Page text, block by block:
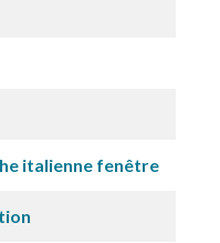
italienne fenêtre